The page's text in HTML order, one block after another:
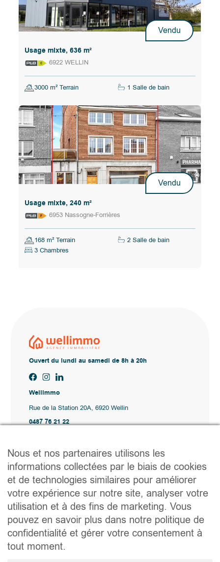
Vendu
Usage mixte, 636 m²
6922 WELLIN
3000 m² Terrain 1 Salle de bain
Vendu
Usage mixte, 240 m²
6953 Nassogne-Forrières
168 m² Terrain
2 Salle de bain
3 Chambres
Ouvert du lundi au samedi de 8h à 20h
Wellimmo
Rue de la Station 20A, 6920 Wellin
0487 76 21 22
Acheter
Louer
Vendre
Contact
Liens utiles
Conseils pratiques pour vendre ou louer
Préparer un déménagement
Documents utiles
Notaire.be
Nous et nos partenaires utilisons les
informations collectées par le biais de cookies
et de technologies similaires pour améliorer
votre expérience sur notre site, analyser votre
utilisation et à des fins de marketing. Vous
pouvez en savoir plus dans notre politique de
confidentialité et gérer votre consentement à
tout moment.